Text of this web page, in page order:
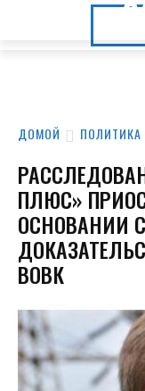
ДОМОЙ ПОЛИТИКА
ПЛЮС»
ОСНОВАНИИ
ВОВК